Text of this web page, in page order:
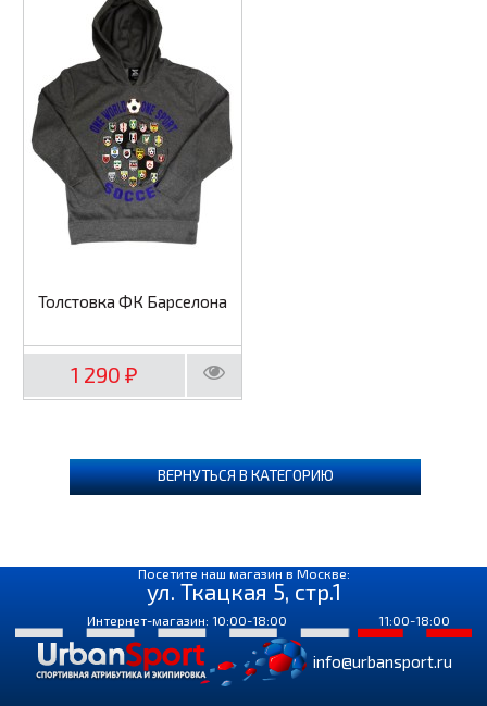
Толстовка ФК Барселона
1 290 ₽
ВЕРНУТЬСЯ В КАТЕГОРИЮ
Посетите наш магазин в Москве:
ул. Ткацкая 5, стр.1
Интернет-магазин: 10:00-18:00 11:00-18:00
info@urbansport.ru